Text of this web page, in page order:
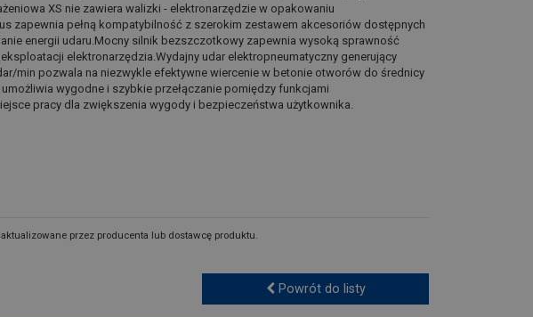
XS nie zawiera walizki - elektronarzędzie w opakowaniu
zapewnia pełną kompatybilność z szerokim zestawem akcesoriów dostępnych
energii udaru.Mocny silnik bezszczotkowy zapewnia wysoką sprawność
elektronarzędzia.Wydajny udar elektropneumatyczny generujący
min pozwala na niezwykle efektywne wiercenie w betonie otworów do średnicy
wygodne i szybkie przełączanie pomiędzy funkcjami
pracy dla zwiększenia wygody i bezpieczeństwa użytkownika.
przez producenta lub dostawcę produktu.
Powrót do listy